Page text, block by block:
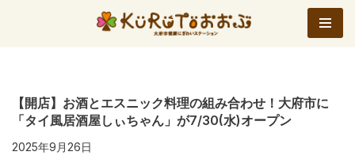
ン
ツ
へ
【開店】お酒とエスニック料理の組み合わせ！大府市に
「タイ風居酒屋しぃちゃん」が7/30(水)オープン
2025年9月26日